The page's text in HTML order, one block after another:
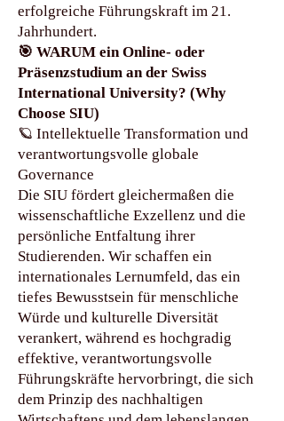
erfolgreiche Führungskraft im 21.
Jahrhundert.
🎯 WARUM ein Online- oder
Präsenzstudium an der Swiss
International University? (Why
Choose SIU)
🪐 Intellektuelle Transformation und
verantwortungsvolle globale
Governance
Die SIU fördert gleichermaßen die
wissenschaftliche Exzellenz und die
persönliche Entfaltung ihrer
Studierenden. Wir schaffen ein
internationales Lernumfeld, das ein
tiefes Bewusstsein für menschliche
Würde und kulturelle Diversität
verankert, während es hochgradig
effektive, verantwortungsvolle
Führungskräfte hervorbringt, die sich
dem Prinzip des nachhaltigen